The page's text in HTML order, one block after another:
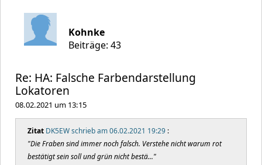
Kohnke
Beiträge: 43
Re: HA: Falsche Farbendarstellung
Lokatoren
08.02.2021 um 13:15
Zitat DK5EW schrieb am 06.02.2021 19:29 :
"Die Fraben sind immer noch falsch. Verstehe nicht warum rot
bestätigt sein soll und grün nicht bestä..."